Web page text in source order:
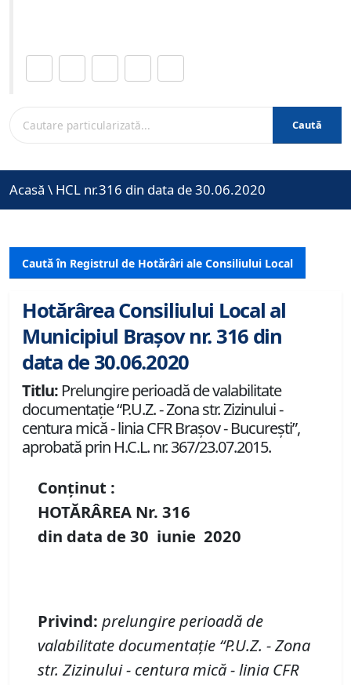
Caută
Acasă \ HCL nr.316 din data de 30.06.2020
Caută în Registrul de Hotărâri ale Consiliului Local
Hotărârea Consiliului Local al
Municipiul Brașov nr. 316 din
data de 30.06.2020
Titlu: Prelungire perioadă de valabilitate
documentaţie “P.U.Z. - Zona str. Zizinului -
centura mică - linia CFR Braşov - Bucureşti”,
aprobată prin H.C.L. nr. 367/23.07.2015.
Conținut :
HOTĂRÂREA Nr. 316
din data de 30 iunie 2020
Privind: prelungire perioadă de
valabilitate documentaţie “P.U.Z. -Zona
str. Zizinului - centura mică -linia CFR